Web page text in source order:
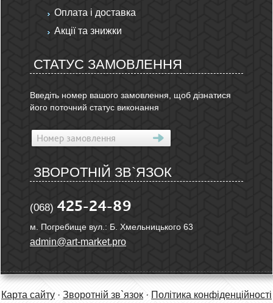
Оплата і доставка
Акції та знижки
СТАТУС ЗАМОВЛЕННЯ
Введіть номер вашого замовлення, щоб дізнатися
його поточний статус виконання
ЗВОРОТНІЙ ЗВ`ЯЗОК
(068) 425-24-89
м. Погребище вул.: Б. Хмельницького 63
admin@art-market.pro
Карта сайту · Зворотній зв`язок · Політика конфіденційності